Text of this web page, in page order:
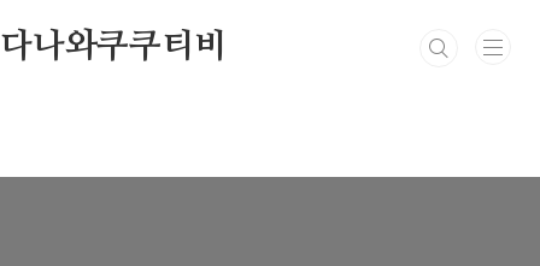
다나와쿠쿠티비